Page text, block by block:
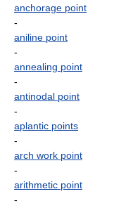
anchorage point
-
aniline point
-
annealing point
-
antinodal point
-
aplantic points
-
arch work point
-
arithmetic point
-